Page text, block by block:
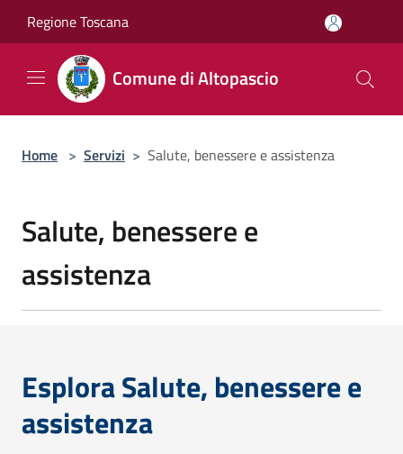
Regione Toscana
Comune di Altopascio
Home > Servizi > Salute, benessere e assistenza
Salute, benessere e
assistenza
Esplora Salute, benessere e
assistenza